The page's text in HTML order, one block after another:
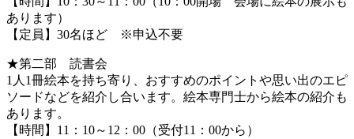
あります）
【定員】30名ほど ※申込不要
★第二部 読書会
1人1冊絵本を持ち寄り、おすすめのポイントや思い出のエピ
ソードなどを紹介し合います。絵本専門士から絵本の紹介も
あります。
【時間】11：10～12：00（受付11：00から）